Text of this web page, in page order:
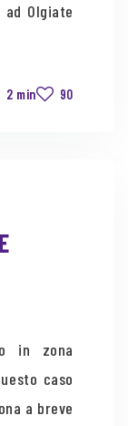
ad Olgiate
90
2 min
in zona
caso
a breve